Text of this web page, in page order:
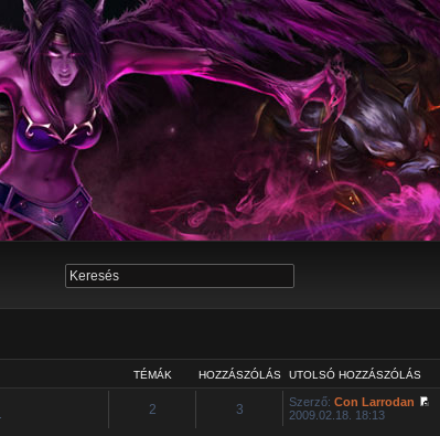
TÉMÁK HOZZÁSZÓLÁS UTOLSÓ HOZZÁSZÓLÁS
2 3 Szerző:Con Larrodan
2009.02.18. 18:13